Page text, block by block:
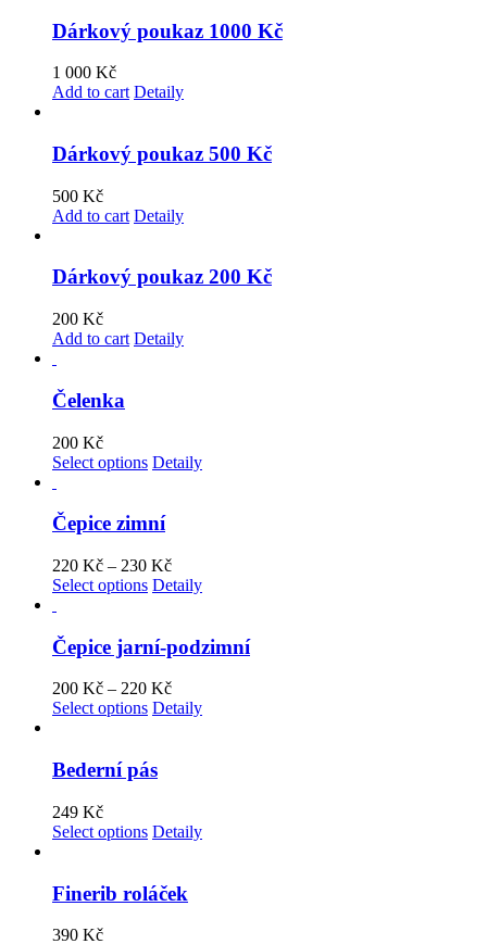
Dárkový poukaz 1000 Kč
1 000 Kč
Add to cart Detaily
Dárkový poukaz 500 Kč
500 Kč
Add to cart Detaily
Dárkový poukaz 200 Kč
200 Kč
Add to cart Detaily
Čelenka
200 Kč
Select options Detaily
Čepice zimní
220 Kč – 230 Kč
Select options Detaily
Čepice jarní-podzimní
200 Kč – 220 Kč
Select options Detaily
Bederní pás
249 Kč
Select options Detaily
Finerib roláček
390 Kč